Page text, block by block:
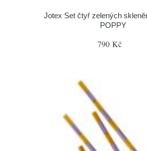
Jotex Set čtyř zelených
POPPY
790 Kč